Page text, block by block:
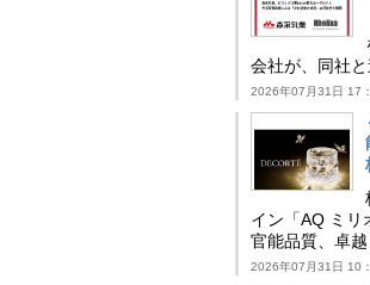
会社が、同社
2026年07月31日 17
イン「AQ ミリ
官能品質、卓
2026年07月31日 10